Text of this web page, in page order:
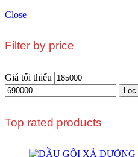
Close
Filter by price
Giá tối thiểu
Lọc
Top rated products